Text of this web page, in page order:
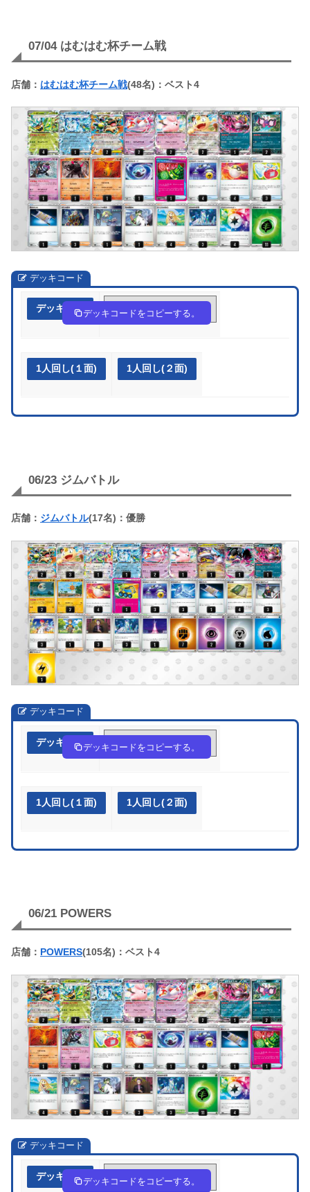
07/04 はむはむ杯チーム戦
店舗： はむはむ杯チーム戦(48名)：ベスト4
デッキコード
デッキ作成 gng9nn-Bxof5M-gHNn9P
デッキコードをコピーする。
1人回し(１面) 1人回し(２面)
06/23 ジムバトル
店舗： ジムバトル(17名)：優勝
デッキコード
デッキ作成 XyyRyy-R1Px8q-Rpyyp3
デッキコードをコピーする。
1人回し(１面) 1人回し(２面)
06/21 POWERS
店舗： POWERS(105名)：ベスト4
デッキコード
デッキ作成 kFbkvk-EDlc3m-dkkVbw
デッキコードをコピーする。